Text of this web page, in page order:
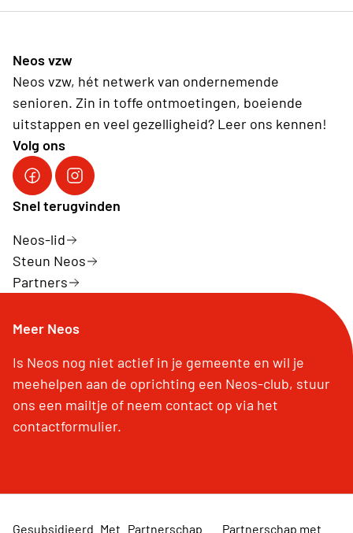
Neos vzw
Neos vzw, hét netwerk van ondernemende
senioren. Zin in toffe ontmoetingen, boeiende
uitstappen en veel gezelligheid? Leer ons kennen!
Volg ons
Facebook Neos vzw
Instagram Neos vzw
Snel terugvinden
Neos-lid
Steun Neos
Partners
Meer Neos
Is Neos nog niet actief in je gemeente en wil je
meehelpen aan de oprichting een Neos-club, stuur
ons een mailtje of neem contact op via het
contactformulier.
Gesubsidieerd Met Partnerschap Partnerschap met